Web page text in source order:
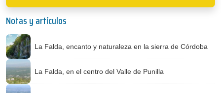
Notas y artículos
La Falda, encanto y naturaleza en la sierra de Córdoba
La Falda, en el centro del Valle de Punilla